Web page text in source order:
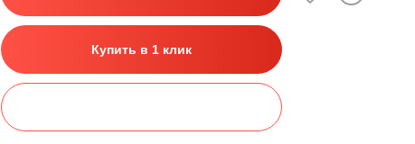
Купить в 1 клик